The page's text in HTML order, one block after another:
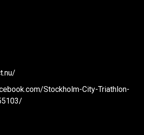
Stockholm-City-Triathlon-